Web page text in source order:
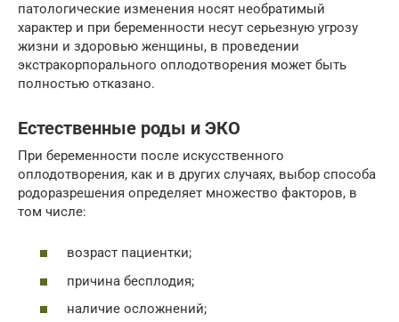
патологические изменения носят необратимый
характер и при беременности несут серьезную угрозу
жизни и здоровью женщины, в проведении
экстракорпорального оплодотворения может быть
полностью отказано.
Естественные роды и ЭКО
При беременности после искусственного
оплодотворения, как и в других случаях, выбор способа
родоразрешения определяет множество факторов, в
том числе:
возраст пациентки;
причина бесплодия;
наличие осложнений;